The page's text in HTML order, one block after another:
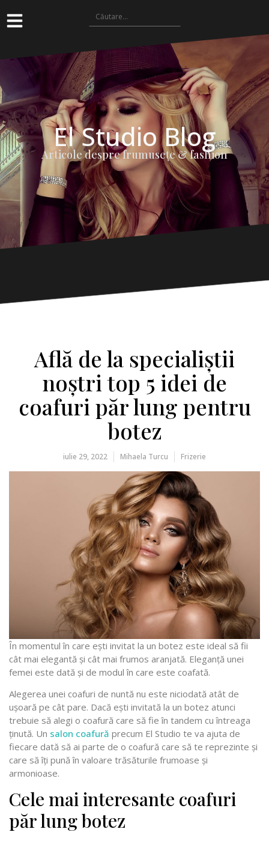
El Studio Blog
Articole despre frumuseţe & fashion
Află de la specialiștii
noștri top 5 idei de
coafuri păr lung pentru
botez
iulie 29, 2022 Mihaela Turcu Frizerie
În momentul în care ești invitat la un botez este ideal să fii
cât mai elegantă și cât mai frumos aranjată. Eleganță unei
femei este dată și de modul în care este coafată.
Alegerea unei coafuri de nuntă nu este niciodată atât de
ușoară pe cât pare. Dacă ești invitată la un botez atunci
trebuie să alegi o coafură care să fie în tandem cu întreaga
ținută. Un salon coafură precum El Studio te va ajuta de
fiecare dată să ai parte de o coafură care să te reprezinte și
care să îți pună în valoare trăsăturile frumoase și
armonioase.
Cele mai interesante coafuri
păr lung botez